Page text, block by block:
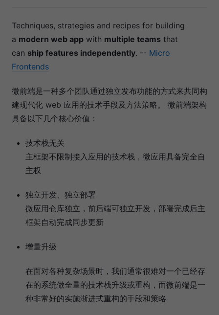
Techniques, strategies and recipes for building
a modern web app with multiple teams that
can ship features independently. -- Micro
Frontends
微前端是一种多个团队通过独立发布功能的方式来共同构
建现代化 web 应用的技术手段及方法策略。 微前端架构
具备以下几个核心价值：
技术栈无关
主框架不限制接入应用的技术栈，微应用具备完全自
主权
独立开发、独立部署
微应用仓库独立，前后端可独立开发，部署完成后主
框架自动完成同步更新
增量升级
在面对各种复杂场景时，我们通常很难对一个已经存
在的系统做全量的技术栈升级或重构，而微前端是一
种非常好的实施渐进式重构的手段和策略